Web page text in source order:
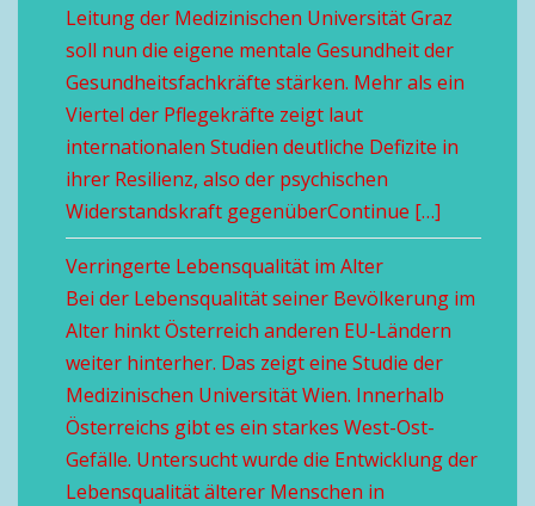
Leitung der Medizinischen Universität Graz
soll nun die eigene mentale Gesundheit der
Gesundheitsfachkräfte stärken. Mehr als ein
Viertel der Pflegekräfte zeigt laut
internationalen Studien deutliche Defizite in
ihrer Resilienz, also der psychischen
Widerstandskraft gegenüberContinue […]
Verringerte Lebensqualität im Alter
Bei der Lebensqualität seiner Bevölkerung im
Alter hinkt Österreich anderen EU-Ländern
weiter hinterher. Das zeigt eine Studie der
Medizinischen Universität Wien. Innerhalb
Österreichs gibt es ein starkes West-Ost-
Gefälle. Untersucht wurde die Entwicklung der
Lebensqualität älterer Menschen in